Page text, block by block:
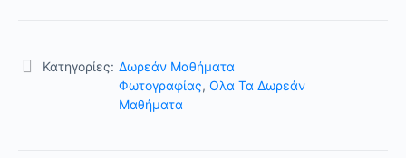
Κατηγορίες: Δωρεάν Μαθήματα
Φωτογραφίας, Ολα Τα Δωρεάν
Μαθήματα